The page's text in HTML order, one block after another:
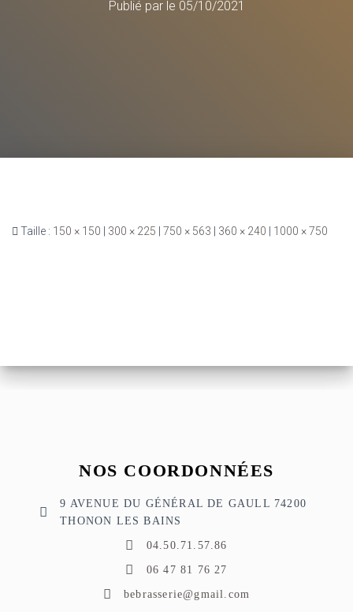
Publié par le 05/10/2021
Taille : 150 × 150 300 × 225 750 × 563 360 × 240 1000 × 750
NOS COORDONNÉES
9 AVENUE DU GÉNÉRAL DE GAULL 74200
THONON LES BAINS
04.50.71.57.86
06 47 81 76 27
bebrasserie@gmail.com